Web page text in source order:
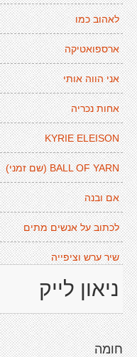
לאהוב כמו
ארספואטיקה
אני הווה אותי
אחות נכריה
KYRIE ELEISON
BALL OF YARN (שם זמני)
אם ובנה
לכתוב על אנשים מתים
שיר ערש וציפייה
ניאון לייק
חומה